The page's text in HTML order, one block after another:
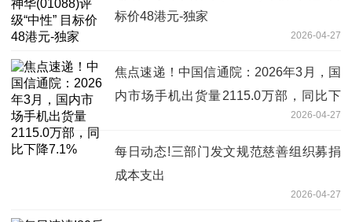
标价48港元-独家
2026-04-27
焦点速递！中国信通院：2026年3月，国
内市场手机出货量2115.0万部，同比下
2026-04-27
每日动态!三部门发文规范慈善组织募捐
成本支出
2026-04-27